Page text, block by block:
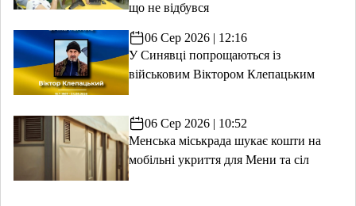
що не відбувся
06 Сер 2026 | 12:16
У Синявці попрощаються із
військовим Віктором Клепацьким
06 Сер 2026 | 10:52
Менська міськрада шукає кошти на
мобільні укриття для Мени та сіл